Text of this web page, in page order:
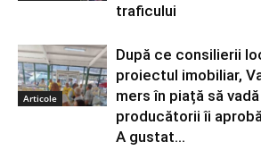
traficului
Articole
După ce consilierii
proiectul imobiliar,
mers în piață să
producătorii îi
A gustat...